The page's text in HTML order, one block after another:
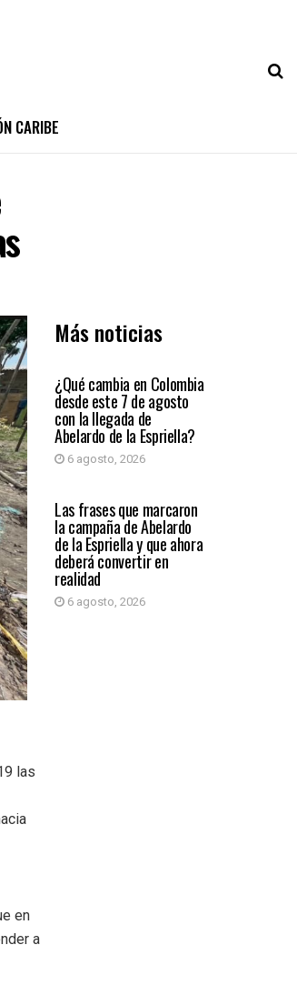
CARIBE
Más noticias
PRIMER PLANO
¿Qué cambia en Colombia
desde este 7 de agosto
con la llegada de
Abelardo de la Espriella?
6 agosto, 2026
PRIMER PLANO
Las frases que marcaron
la campaña de Abelardo
de la Espriella y que ahora
deberá convertir en
realidad
6 agosto, 2026
las
en
a